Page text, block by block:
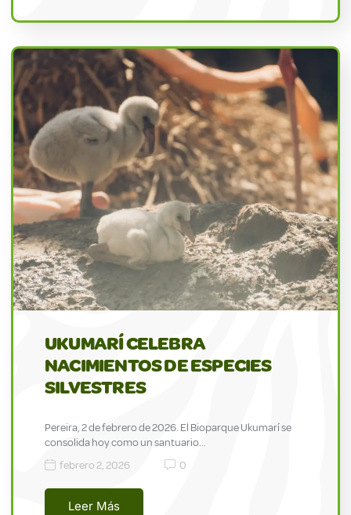
UKUMARÍ CELEBRA
NACIMIENTOS DE ESPECIES
SILVESTRES
Pereira, 2 de febrero de 2026. El Bioparque Ukumarí se
consolida hoy como un santuario…
febrero 2, 2026
0
Leer Más